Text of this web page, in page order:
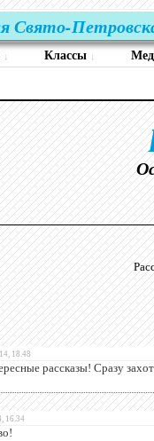
Свято-
↓ Классы ↓
18.48
рассказы! Сразу
16.34